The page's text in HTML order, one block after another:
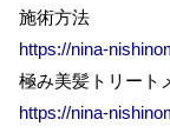
施術方法
https://nina-
極み美髪トリート
https://nina-